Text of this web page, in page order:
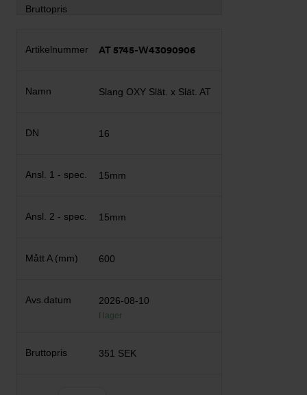
AT 5745-W43090906
Slang OXY Slät. x Slät. AT
16
15mm
15mm
600
2026-08-10
I lager
351 SEK